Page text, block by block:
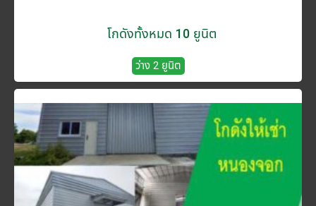
โกดังทั้งหมด 10 ยูนิต
ว่าง 2 ยูนิต